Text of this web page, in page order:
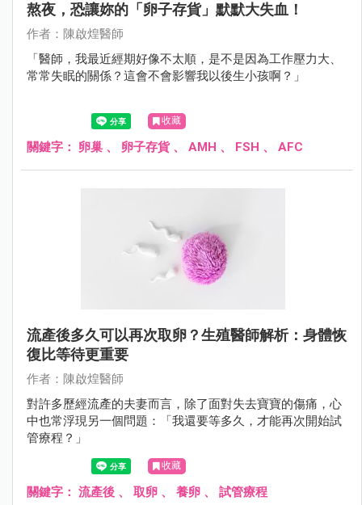
熬夜，恐讓妳的「卵子存貨」默默大失血！
作者：陳啟煌醫師
「醫師，我最近經期好像不太順，是不是因為工作壓力大、
常常失眠的關係？這會不會影響我以後生小孩啊？」
收藏
關鍵字： 卵巢 、 卵子存貨、 AMH 、 FSH 、 AFC
流產後多久可以再次取卵？生殖醫師解析：身體恢
復比等待更重要
作者：陳啟煌醫師
對許多歷經流產的夫妻而言，除了面對失去寶寶的傷痛，心
中也常浮現另一個問題：「我還要等多久，才能再次開始試
管療程？」
收藏
關鍵字： 流產後 、 取卵 、 養卵 、 試管療程